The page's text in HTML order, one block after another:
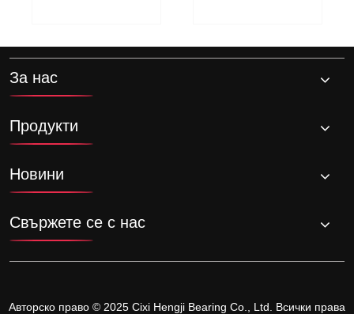
За нас
Продукти
Новини
Свържете се с нас
Авторско право © 2025 Cixi Hengji Bearing Co., Ltd. Всички права